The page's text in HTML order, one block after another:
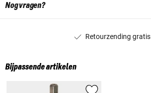
Nog vragen?
Retourzending gratis
Bijpassende artikelen